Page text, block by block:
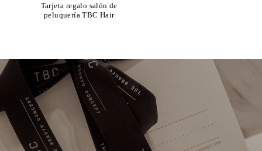
Tarjeta regalo salón de
peluquería TBC Hair